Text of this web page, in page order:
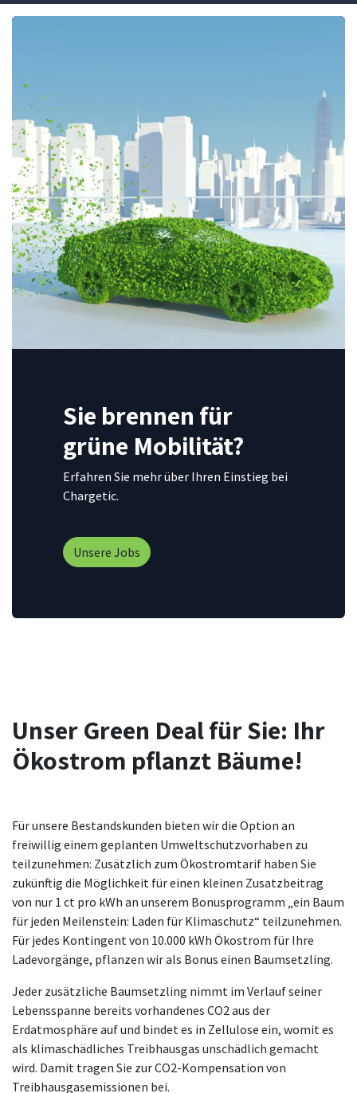
Sie brennen für
grüne Mobilität?
Erfahren Sie mehr über Ihren Einstieg bei
Chargetic.
Unsere Jobs
Unser Green Deal für Sie: Ihr
Ökostrom pflanzt Bäume!
Für unsere Bestandskunden bieten wir die Option an
freiwillig einem geplanten Umweltschutzvorhaben zu
teilzunehmen: Zusätzlich zum Ökostromtarif haben Sie
zukünftig die Möglichkeit für einen kleinen Zusatzbeitrag
von nur 1 ct pro kWh an unserem Bonusprogramm „ein Baum
für jeden Meilenstein: Laden für Klimaschutz“ teilzunehmen.
Für jedes Kontingent von 10.000 kWh Ökostrom für Ihre
Ladevorgänge, pflanzen wir als Bonus einen Baumsetzling.
Jeder zusätzliche Baumsetzling nimmt im Verlauf seiner
Lebensspanne bereits vorhandenes CO2 aus der
Erdatmosphäre auf und bindet es in Zellulose ein, womit es
als klimaschädliches Treibhausgas unschädlich gemacht
wird. Damit tragen Sie zur CO2-Kompensation von
Treibhausgasemissionen bei.